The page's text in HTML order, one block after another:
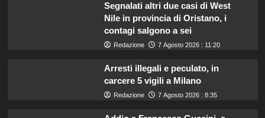
Lorenzo Riccardi nel cast del
Grande Fratello Vip? Claudia Dionigi
Segnalati altri due casi di West
Nile in provincia di Oristano, i
contagi salgono a sei
Redazione 7 Agosto 2026 : 11:20
Arresti illegali e peculato, in
carcere 5 vigili a Milano
Redazione 7 Agosto 2026 : 8:35